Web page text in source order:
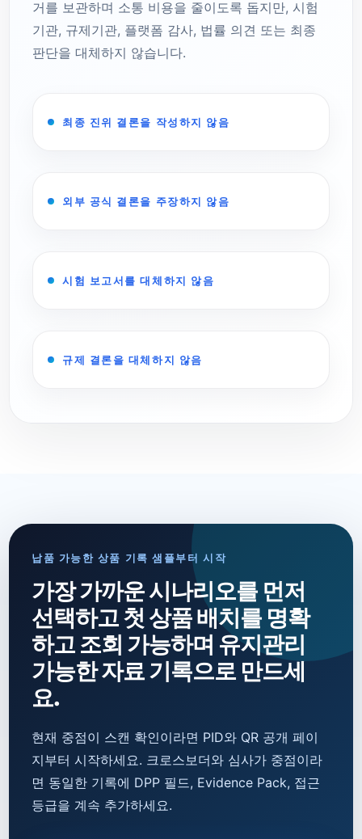
거를 보관하며 소통 비용을 줄이도록 돕지만, 시험
기관, 규제기관, 플랫폼 감사, 법률 의견 또는 최종
판단을 대체하지 않습니다.
최종 진위 결론을 작성하지 않음
외부 공식 결론을 주장하지 않음
시험 보고서를 대체하지 않음
규제 결론을 대체하지 않음
납품 가능한 상품 기록 샘플부터 시작
가장 가까운 시나리오를 먼저
선택하고 첫 상품 배치를 명확
하고 조회 가능하며 유지관리
가능한 자료 기록으로 만드세
요.
현재 중점이 스캔 확인이라면 PID와 QR 공개 페이
지부터 시작하세요. 크로스보더와 심사가 중점이라
면 동일한 기록에 DPP 필드, Evidence Pack, 접근
등급을 계속 추가하세요.